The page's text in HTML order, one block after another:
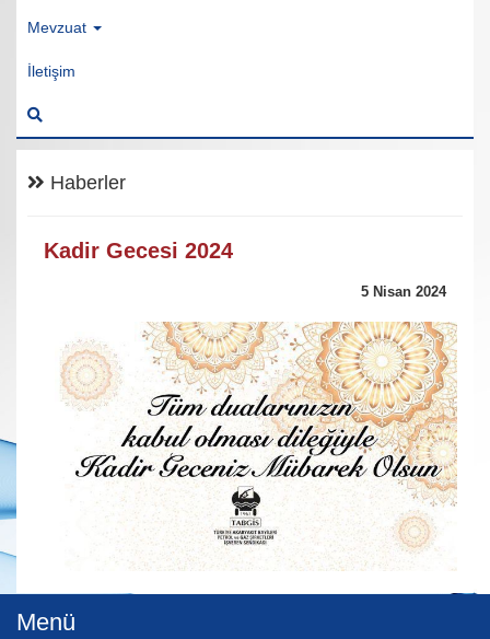
Mevzuat
İletişim
Haberler
Kadir Gecesi 2024
5 Nisan 2024
Menü